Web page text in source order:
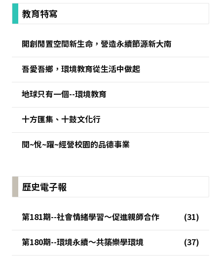
:::教育特寫
開創閒置空間新生命，營造永續節源新大南
吾愛吾鄉，環境教育從生活中做起
地球只有一個--環境教育
十方匯集、十鼓文化行
閱~悅~躍~經營校園的品德事業
歷史電子報
第181期--社會情緒學習～促進親師合作
第180期--環境永續～共築樂學環境